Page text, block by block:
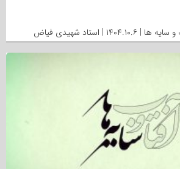
| استاد شهیدی فیاض